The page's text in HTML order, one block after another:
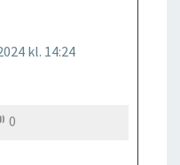
kl. 14:24
0